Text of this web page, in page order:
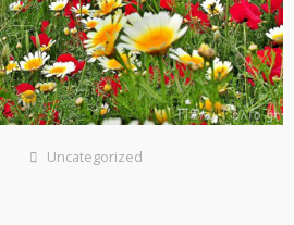
Uncategorized